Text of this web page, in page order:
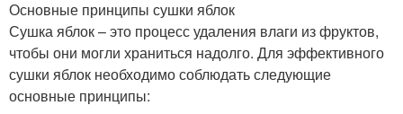
Основные принципы сушки яблок
Сушка яблок – это процесс удаления влаги из фруктов,
чтобы они могли храниться надолго. Для эффективного
сушки яблок необходимо соблюдать следующие
основные принципы: